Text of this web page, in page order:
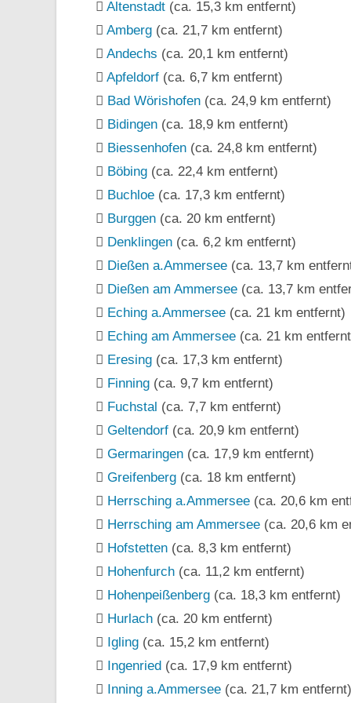
Altenstadt (ca. 15,3 km entfernt)
Amberg (ca. 21,7 km entfernt)
Andechs (ca. 20,1 km entfernt)
Apfeldorf (ca. 6,7 km entfernt)
Bad Wörishofen (ca. 24,9 km entfernt)
Bidingen (ca. 18,9 km entfernt)
Biessenhofen (ca. 24,8 km entfernt)
Böbing (ca. 22,4 km entfernt)
Buchloe (ca. 17,3 km entfernt)
Burggen (ca. 20 km entfernt)
Denklingen (ca. 6,2 km entfernt)
Dießen a.Ammersee (ca. 13,7 km
Dießen am Ammersee (ca. 13,7 km
Eching a.Ammersee (ca. 21 km entfernt)
Eching am Ammersee (ca. 21 km
Eresing (ca. 17,3 km entfernt)
Finning (ca. 9,7 km entfernt)
Fuchstal (ca. 7,7 km entfernt)
Geltendorf (ca. 20,9 km entfernt)
Germaringen (ca. 17,9 km entfernt)
Greifenberg (ca. 18 km entfernt)
Herrsching a.Ammersee (ca. 20,6 km
Herrsching am Ammersee (ca. 20,6 km
Hofstetten (ca. 8,3 km entfernt)
Hohenfurch (ca. 11,2 km entfernt)
Hohenpeißenberg (ca. 18,3 km entfernt)
Hurlach (ca. 20 km entfernt)
Igling (ca. 15,2 km entfernt)
Ingenried (ca. 17,9 km entfernt)
Inning a.Ammersee (ca. 21,7 km entfernt)